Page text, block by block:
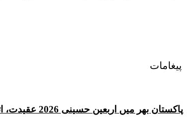
پیغامات
پاکستان بھر میں اربعین حسینی 2026 عقیدت، اتحاد اور جوش و جذبے کے ساتھ منایا گیا، لاکھوں عزادار جلوسوں میں شریک